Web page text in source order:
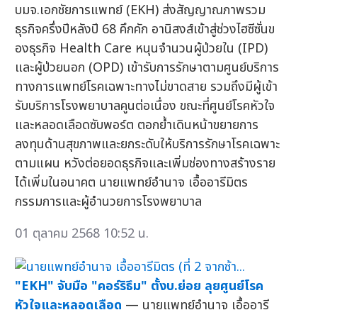
บมจ.เอกชัยการแพทย์ (EKH) ส่งสัญญาณภาพรวม
ธุรกิจครึ่งปีหลังปี 68 คึกคัก อานิสงส์เข้าสู่ช่วงไฮซีซั่นข
องธุรกิจ Health Care หนุนจำนวนผู้ป่วยใน (IPD)
และผู้ป่วยนอก (OPD) เข้ารับการรักษาตามศูนย์บริการ
ทางการแพทย์โรคเฉพาะทางไม่ขาดสาย รวมถึงมีผู้เข้า
รับบริการโรงพยาบาลคูนต่อเนื่อง ขณะที่ศูนย์โรคหัวใจ
และหลอดเลือดซับพอร์ต ตอกย้ำเดินหน้าขยายการ
ลงทุนด้านสุขภาพและยกระดับให้บริการรักษาโรคเฉพาะ
ตามแผน หวังต่อยอดธุรกิจและเพิ่มช่องทางสร้างราย
ได้เพิ่มในอนาคต นายแพทย์อำนาจ เอื้ออารีมิตร
กรรมการและผู้อำนวยการโรงพยาบาล
01 ตุลาคม 2568 10:52 น.
"EKH" จับมือ "คอร์ริธึม" ตั้งบ.ย่อย ลุยศูนย์โรค
หัวใจและหลอดเลือด — นายแพทย์อำนาจ เอื้ออารี